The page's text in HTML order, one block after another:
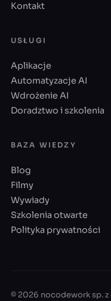
Kontakt
USŁUGI
Aplikacje
Automatyzacje AI
Wdrożenie AI
Doradztwo i szkolenia
BAZA WIEDZY
Blog
Filmy
Wywiady
Szkolenia otwarte
Polityka prywatności
© 2026 nocodework sp. z